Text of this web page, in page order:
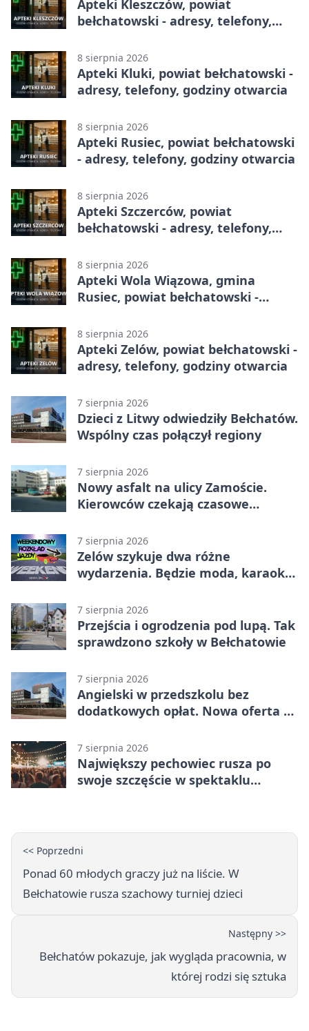
Apteki Kleszczów, powiat
bełchatowski - adresy, telefony,
8 sierpnia 2026
Apteki Kluki, powiat bełchatowski -
adresy, telefony, godziny otwarcia
8 sierpnia 2026
Apteki Rusiec, powiat bełchatowski
- adresy, telefony, godziny otwarcia
8 sierpnia 2026
Apteki Szczerców, powiat
bełchatowski - adresy, telefony,
8 sierpnia 2026
Apteki Wola Wiązowa, gmina
Rusiec, powiat bełchatowski -
8 sierpnia 2026
Apteki Zelów, powiat bełchatowski -
adresy, telefony, godziny otwarcia
7 sierpnia 2026
Dzieci z Litwy odwiedziły Bełchatów.
Wspólny czas połączył regiony
7 sierpnia 2026
Nowy asfalt na ulicy Zamoście.
Kierowców czekają czasowe
7 sierpnia 2026
Zelów szykuje dwa różne
wydarzenia. Będzie moda, karaoke
7 sierpnia 2026
Przejścia i ogrodzenia pod lupą. Tak
sprawdzono szkoły w Bełchatowie
7 sierpnia 2026
Angielski w przedszkolu bez
dodatkowych opłat. Nowa oferta w
7 sierpnia 2026
Największy pechowiec rusza po
swoje szczęście w spektaklu
<< Poprzedni
Ponad 60 młodych graczy już na liście. W
Bełchatowie rusza szachowy turniej dzieci
Następny >>
Bełchatów pokazuje, jak wygląda pracownia, w
której rodzi się sztuka